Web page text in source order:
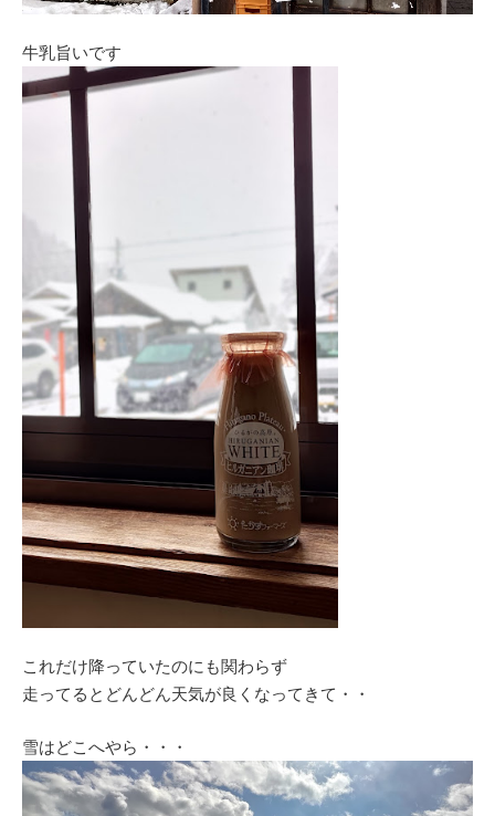
牛乳旨いです
これだけ降っていたのにも関わらず
走ってるとどんどん天気が良くなってきて・・
雪はどこへやら・・・